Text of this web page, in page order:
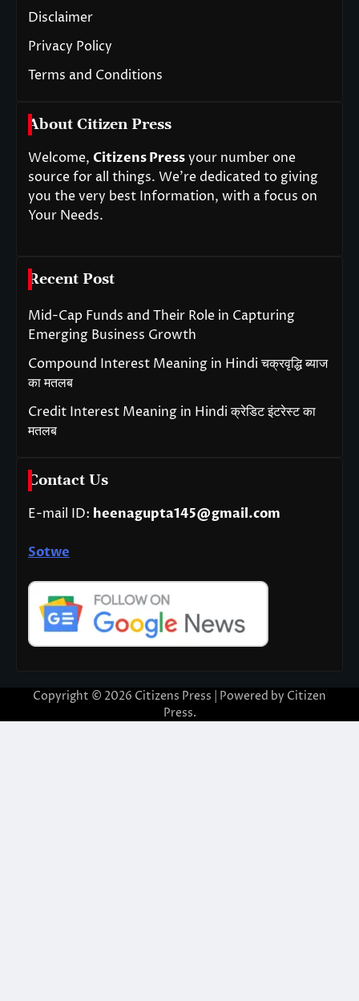
Disclaimer
Privacy Policy
Terms and Conditions
About Citizen Press
Welcome, Citizens Pressyour number one
source for all things. We’re dedicated to giving
you the very best Information, with a focus on
Your Needs.
Recent Post
Mid-Cap Funds and Their Role in Capturing
Emerging Business Growth
Compound Interest Meaning in Hindi चक्रवृद्धि ब्याज
का मतलब
Credit Interest Meaning in Hindi क्रेडिट इंटरेस्ट का
मतलब
Contact Us
E-mail ID: heenagupta145@gmail.com
Sotwe
Copyright © 2026 Citizens Press | Powered by Citizen
Press.